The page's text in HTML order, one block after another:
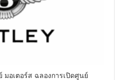
มอเตอร์ส ฉลองการเปิดศูนย์